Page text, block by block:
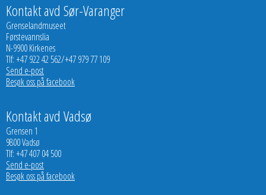
Kontakt avd Sør-Varanger
Grenselandmuseet
Førstevannslia
N-9900 Kirkenes
Tlf: +47 922 42 562/+47 979 77 109
Send e-post
Besøk oss på facebook
Kontakt avd Vadsø
Grensen 1
9800 Vadsø
Tlf: +47 407 04 500
Send e-post
Besøk oss på facebook